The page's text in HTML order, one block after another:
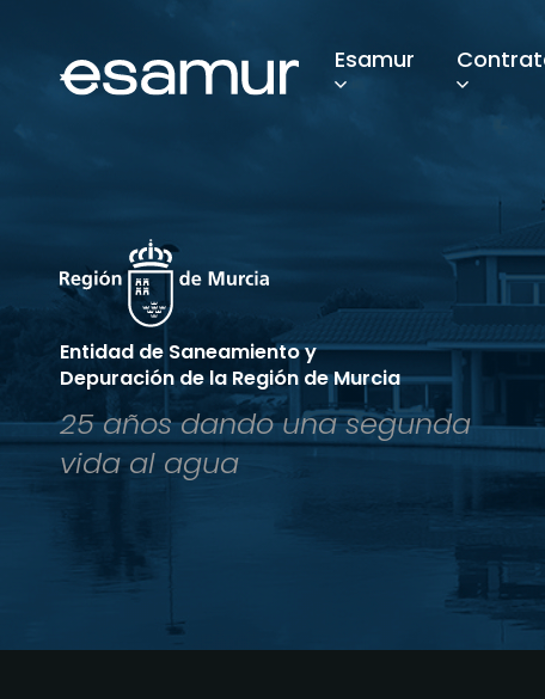
Esamur
Entidad de Saneamiento y
Depuración de la Región de Murcia
25 años dando una segunda
vida al agua